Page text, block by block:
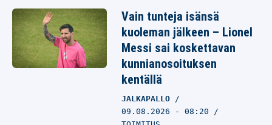
Vain tunteja isänsä
kuoleman jälkeen – Lionel
Messi sai koskettavan
kunnianosoituksen
kentällä
JALKAPALLO
09.08.2026 - 08:20